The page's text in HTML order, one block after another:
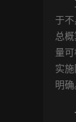
工
于
总
量
实
明确